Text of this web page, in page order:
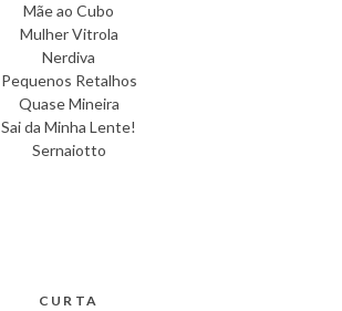
Mãe ao Cubo
Mulher Vitrola
Nerdiva
Pequenos Retalhos
Quase Mineira
Sai da Minha Lente!
Sernaiotto
CURTA